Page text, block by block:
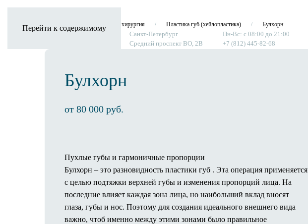
Перейти к содержимому
Санкт-Петербург
Средний проспект ВО, 2В
Пн-Вс: с 08:00 до 21:00
+7 (812) 445-82-68
О клинике
Статьи
Отзывы
Операционный процесс
Пребывание в палате
Предоперационное обследование
Как проходит операция
Пластическая хирургия Пластика губ (хейлопластика) Булхорн
Булхорн
от 80 000 руб.
Пухлые губы и гармоничные пропорции
Булхорн – это разновидность пластики губ . Эта операция применяется
с целью подтяжки верхней губы и изменения пропорций лица. На
последние влияет каждая зона лица, но наибольший вклад вносят
глаза, губы и нос. Поэтому для создания идеального внешнего вида
важно, чтоб именно между этими зонами было правильное